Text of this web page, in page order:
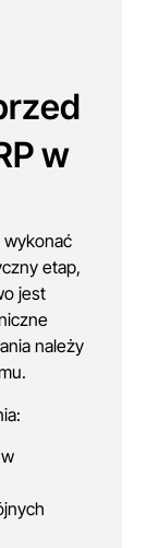
w
wykonać
etap,
jest
należy